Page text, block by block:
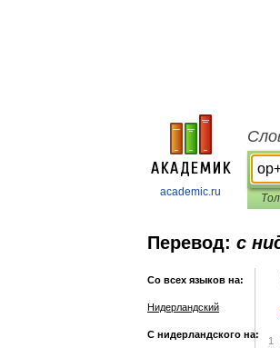
academic.ru
Перевод: с
Со всех языков на:
Нидерландский
С нидерландского на:
1